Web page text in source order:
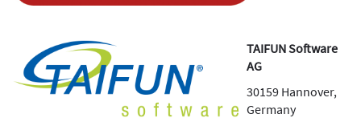
TAIFUN Software
AG
30159 Hannover,
Germany